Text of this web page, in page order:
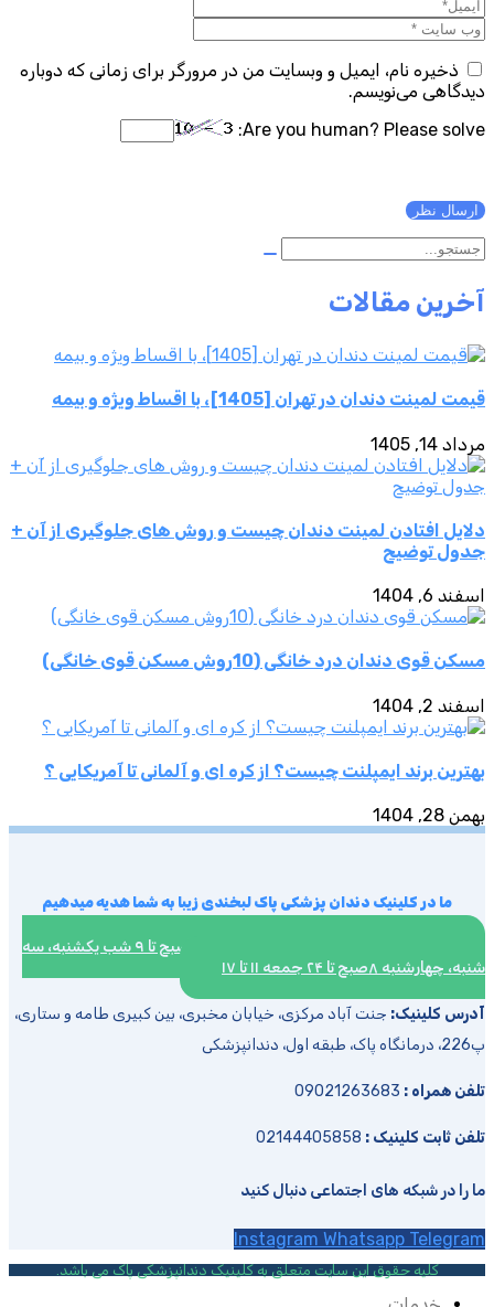
ذخیره نام، ایمیل و وبسایت من در مرورگر برای زمانی که دوباره
دیدگاهی می‌نویسم.
Are you human? Please solve:
آخرین مقالات
قیمت لمینت دندان در تهران [1405]، با اقساط ویژه و بیمه
مرداد 14, 1405
دلایل افتادن لمینت دندان چیست و روش های جلوگیری از آن +
جدول توضیح
اسفند 6, 1404
مسکن قوی دندان درد خانگی (10روش مسکن قوی خانگی)
اسفند 2, 1404
بهترین برند ایمپلنت چیست؟ از کره ای و آلمانی تا آمریکایی ؟
بهمن 28, 1404
ما در کلینیک دندان پزشکی پاک لبخندی زیبا به شما هدیه میدهیم
ساعت کاری :شنبه، دوشنبه، پنج شنبه ۸صبح تا ۹ شب یکشنبه، سه
شنبه، چهارشنبه ۸صبح تا ۲۴ جمعه ۱۱ تا ۱۷
آدرس کلینیک: جنت آباد مرکزی، خیابان مخبری، بین کبیری طامه و ستاری،
پ226، درمانگاه پاک، طبقه اول، دندانپزشکی
تلفن همراه :
تلفن ثابت کلینیک :
ما را در شبکه های اجتماعی دنبال کنید
Instagram Whatsapp Telegram
کلیه حقوق این سایت متعلق به کلینیک دندانپزشکی پاک می باشد.